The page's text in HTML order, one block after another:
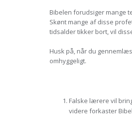
Bibelen forudsiger mange
Skønt mange af disse
tidsalder tikker bort, vil
Husk på, når du
omhyggeligt.
Falske lærere vil
videre forkaster